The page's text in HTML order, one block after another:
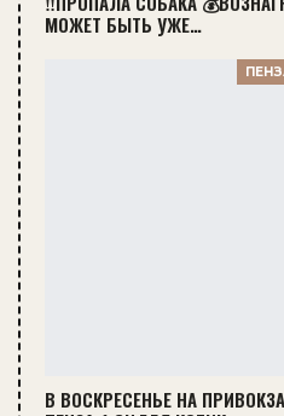
МОЖЕТ БЫТЬ УЖЕ…
В ВОСКРЕСЕНЬЕ НА